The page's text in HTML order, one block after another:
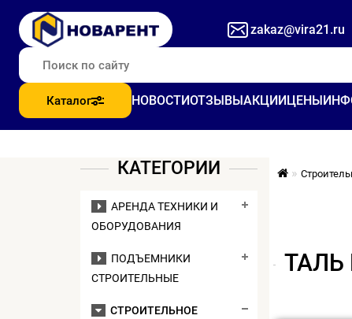
zakaz@vira21.ru
Каталог НОВОСТИОТЗЫВЫАКЦИИЦЕНЫ
КАТЕГОРИИ
АРЕНДА ТЕХНИКИ И
ОБОРУДОВАНИЯ
ПОДЪЕМНИКИ
СТРОИТЕЛЬНЫЕ
СТРОИТЕЛЬНОЕ
ТАЛЬ